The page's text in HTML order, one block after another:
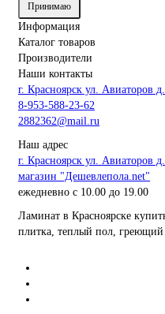
Принимаю
Информация
Каталог товаров
Производители
Наши контакты
г. Красноярск ул. Авиаторов
8-953-588-23-62
2882362@mail.ru
Наш адрес
г. Красноярск ул. Авиаторов
магазин "Дешевлепола.net"
ежедневно с 10.00 до 19.00
Ламинат в Красноярске
плитка, теплый пол, греющий